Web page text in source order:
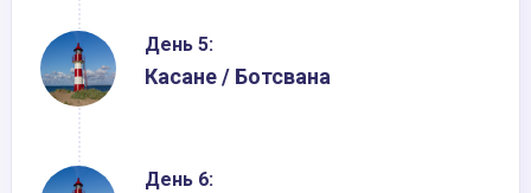
День 5:
Касане / Ботсвана
День 6: